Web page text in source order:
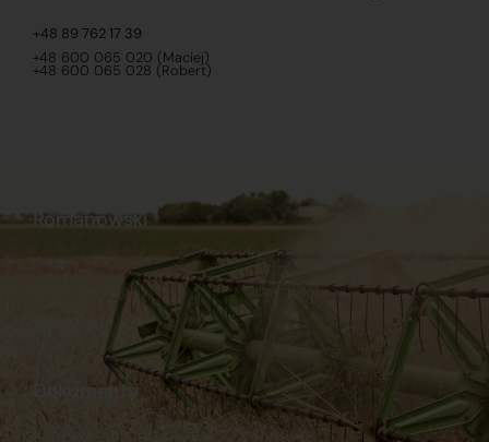
+48 89 762 17 39
+48 600 065 020 (Maciej)
+48 600 065 028 (Robert)
Dokumenty
Regulamin Dostawy
Romanowski
Sklep internetowy
Praca
Ubezpieczenia